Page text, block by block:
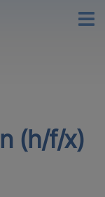
(h/f/x)